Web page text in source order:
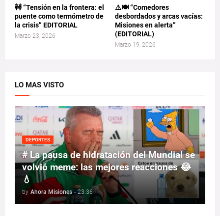
🚧 “Tensión en la frontera: el
puente como termómetro de
la crisis” EDITORIAL
Marzo 23, 2026
⚠️🍽️ “Comedores
desbordados y arcas vacías:
Misiones en alerta”
(EDITORIAL)
Marzo 19, 2026
LO MAS VISTO
DEPORTES
# La pausa de hidratación del Mundial se
volvió meme: las mejores reacciones 😂
💧
by Ahora Misiones - 23:36